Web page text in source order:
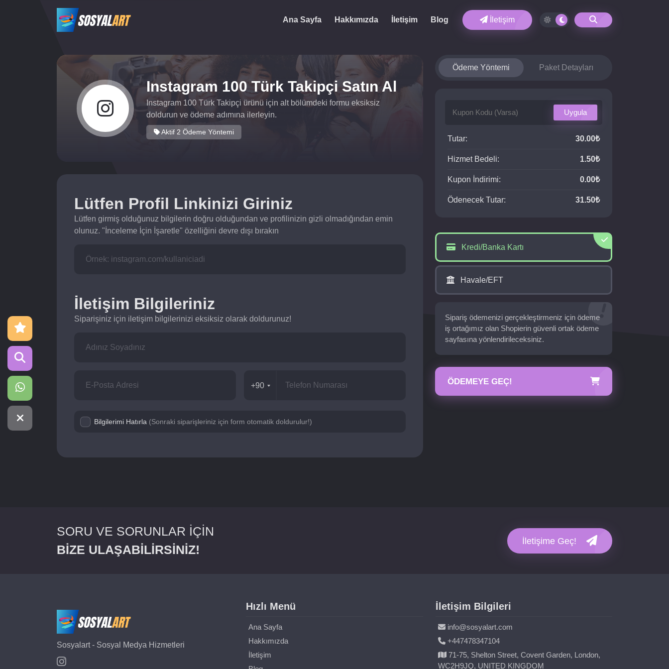
Ana Sayfa Hakkımızda İletişim Blog İletişim
Instagram 100 Türk Takipçi Satın Al
Instagram 100 Türk Takipçi ürünü için alt bölümdeki formu eksiksiz
doldurun ve ödeme adımına ilerleyin.
Aktif 2 Ödeme Yöntemi
Lütfen Profil Linkinizi Giriniz
Lütfen girmiş olduğunuz bilgilerin doğru olduğundan ve profilinizin gizli olmadığından emin
olunuz. "İnceleme İçin İşaretle" özelliğini devre dışı bırakın
İletişim Bilgileriniz
Siparişiniz için iletişim bilgilerinizi eksiksiz olarak doldurunuz!
+90
Bilgilerimi Hatırla (Sonraki siparişleriniz için form otomatik doldurulur!)
Ödeme Yöntemi Paket Detayları
Uygula
Tutar: 30.00₺
Hizmet Bedeli: 1.50₺
Kupon İndirimi: 0.00₺
Ödenecek Tutar: 31.50₺
Kredi/Banka Kartı
Havale/EFT
Sipariş ödemenizi gerçekleştirmeniz için ödeme
iş ortağımız olan Shopierin güvenli ortak ödeme
sayfasına yönlendirileceksiniz.
ÖDEMEYE GEÇ!
SORU VE SORUNLAR İÇİN
BİZE ULAŞABİLİRSİNİZ!
İletişime Geç!
Sosyalart - Sosyal Medya Hizmetleri
Hızlı Menü
Ana Sayfa
Hakkımızda
İletişim
İletişim Bilgileri
info@sosyalart.com
+447478347104
71-75, Shelton Street, Covent Garden, London,
WC2H9JQ, UNITED KINGDOM